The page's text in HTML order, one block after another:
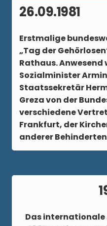
26.09.1981
Erstmalige
„Tag der
Rathaus. Anwesend
Sozialminister
Staatssekretär
Greza von der
verschiedene
Frankfurt, der
anderer
Das internationale